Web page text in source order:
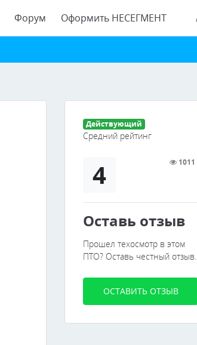
Форум Оформить НЕСЕГМЕНТ
Действующий
Средний рейтинг
4 1011
Оставь отзыв
Прошел техосмотр в этом
ПТО? Оставь честный отзыв.
ОСТАВИТЬ ОТЗЫВ